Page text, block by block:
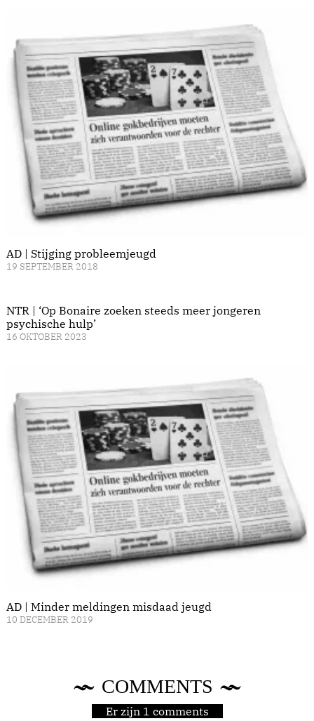
AD | Stijging probleemjeugd
19 SEPTEMBER 2018
NTR | ‘Op Bonaire zoeken steeds meer jongeren
psychische hulp’
16 OKTOBER 2023
AD | Minder meldingen misdaad jeugd
10 DECEMBER 2019
COMMENTS
Er zijn 1 comments